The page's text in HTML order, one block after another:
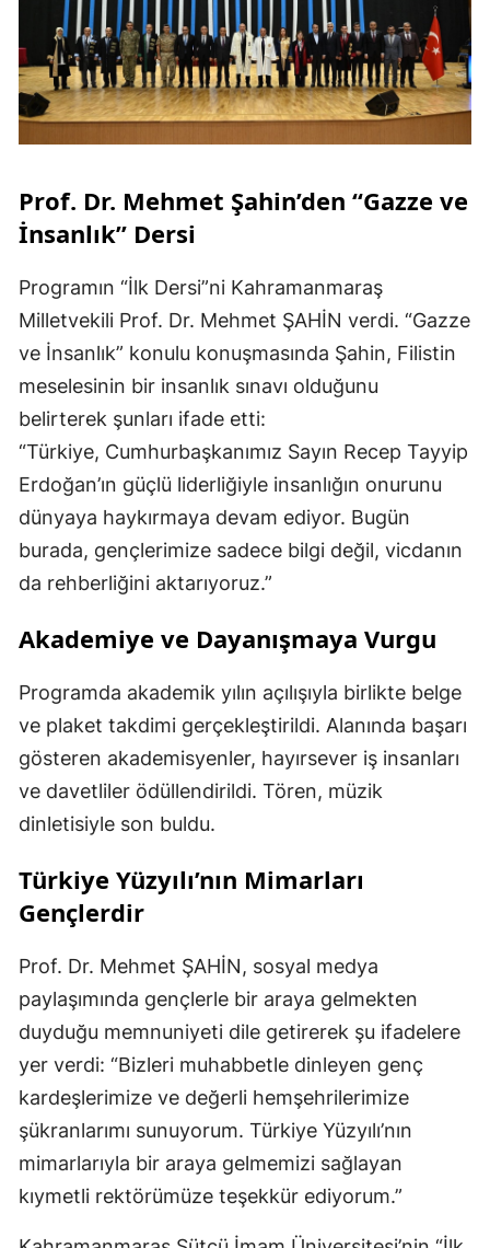
Prof. Dr. Mehmet Şahin’den “Gazze ve
İnsanlık” Dersi
Programın “İlk Dersi”ni Kahramanmaraş
Milletvekili Prof. Dr. Mehmet ŞAHİN verdi. “Gazze
ve İnsanlık” konulu konuşmasında Şahin, Filistin
meselesinin bir insanlık sınavı olduğunu
belirterek şunları ifade etti:
“Türkiye, Cumhurbaşkanımız Sayın Recep Tayyip
Erdoğan’ın güçlü liderliğiyle insanlığın onurunu
dünyaya haykırmaya devam ediyor. Bugün
burada, gençlerimize sadece bilgi değil, vicdanın
da rehberliğini aktarıyoruz.”
Akademiye ve Dayanışmaya Vurgu
Programda akademik yılın açılışıyla birlikte belge
ve plaket takdimi gerçekleştirildi. Alanında başarı
gösteren akademisyenler, hayırsever iş insanları
ve davetliler ödüllendirildi. Tören, müzik
dinletisiyle son buldu.
Türkiye Yüzyılı’nın Mimarları
Gençlerdir
Prof. Dr. Mehmet ŞAHİN, sosyal medya
paylaşımında gençlerle bir araya gelmekten
duyduğu memnuniyeti dile getirerek şu ifadelere
yer verdi: “Bizleri muhabbetle dinleyen genç
kardeşlerimize ve değerli hemşehrilerimize
şükranlarımı sunuyorum. Türkiye Yüzyılı’nın
mimarlarıyla bir araya gelmemizi sağlayan
kıymetli rektörümüze teşekkür ediyorum.”